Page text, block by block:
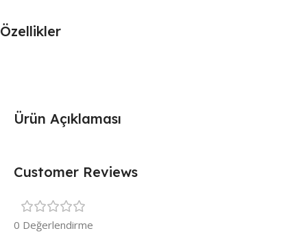
Ürün Açıklaması
Özellikler
Customer Reviews
0 Değerlendirme